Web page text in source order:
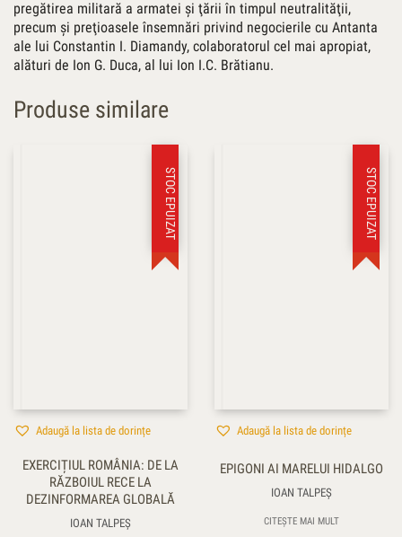
pregătirea militară a armatei şi ţării în timpul neutralităţii,
precum şi preţioasele însemnări privind negocierile cu Antanta
ale lui Constantin I. Diamandy, colaboratorul cel mai apropiat,
alături de Ion G. Duca, al lui Ion I.C. Brătianu.
Produse similare
STOC EPUIZAT
Adaugă la lista de dorințe
EXERCIȚIUL ROMÂNIA: DE LA
RĂZBOIUL RECE LA
DEZINFORMAREA GLOBALĂ
IOAN TALPEŞ
STOC EPUIZAT
Adaugă la lista de dorințe
EPIGONI AI MARELUI HIDALGO
IOAN TALPEŞ
CITEȘTE MAI MULT